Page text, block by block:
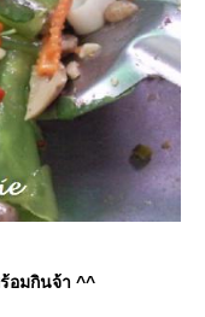
อมกินจ้า ^^